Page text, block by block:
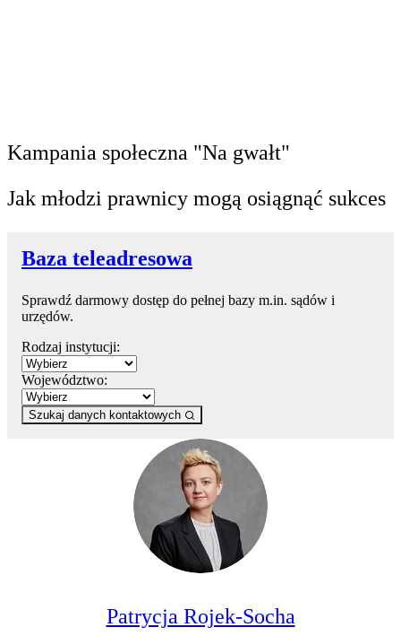
Kampania społeczna "Na gwałt"
Jak młodzi prawnicy mogą osiągnąć sukces
Baza teleadresowa
Sprawdź darmowy dostęp do pełnej bazy m.in. sądów i
urzędów.
Rodzaj instytucji:
Województwo:
Szukaj danych kontaktowych
Patrycja Rojek-Socha